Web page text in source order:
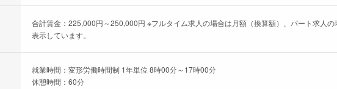
合計賃金：225,000円～250,000円 ※フルタイム求人の場合は月額（換算額）、パート求人の
表示しています。
就業時間：変形労働時間制 1年単位 8時00分～17時00分
休憩時間：60分